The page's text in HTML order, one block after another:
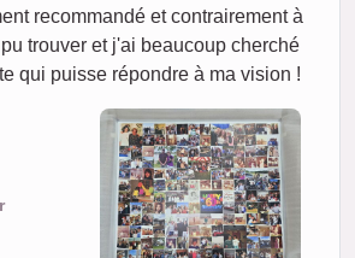
recommandé et contrairement à
trouver et j'ai beaucoup cherché
qui puisse répondre à ma vision !